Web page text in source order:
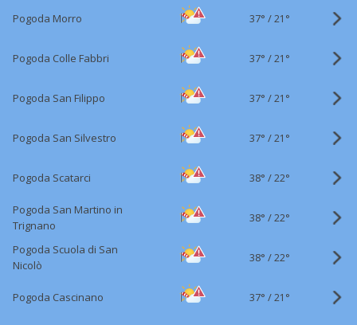
Pogoda Morro 37° /21°
Pogoda Colle Fabbri 37° /21°
Pogoda San Filippo 37° /21°
Pogoda San Silvestro 37° /21°
Pogoda Scatarci 38° /22°
Pogoda San Martino in
Trignano
38° /22°
Pogoda Scuola di San
Nicolò
38° /22°
Pogoda Cascinano 37° /21°